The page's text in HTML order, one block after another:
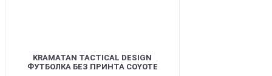
KRAMATAN TACTICAL DESIGN
ФУТБОЛКА БЕЗ ПРИНТА COYOTE